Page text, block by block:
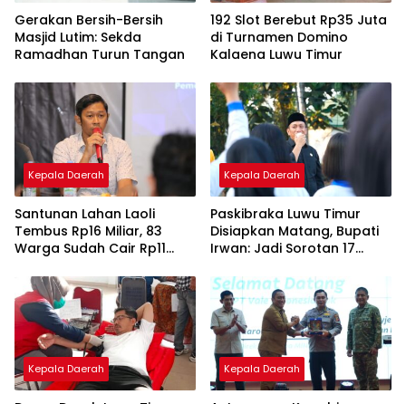
Gerakan Bersih-Bersih
Masjid Lutim: Sekda
Ramadhan Turun Tangan
192 Slot Berebut Rp35 Juta
di Turnamen Domino
Kalaena Luwu Timur
Kepala Daerah
Santunan Lahan Laoli
Tembus Rp16 Miliar, 83
Warga Sudah Cair Rp11
Kepala Daerah
Paskibraka Luwu Timur
Disiapkan Matang, Bupati
Irwan: Jadi Sorotan 17
Kepala Daerah Kepala Daerah